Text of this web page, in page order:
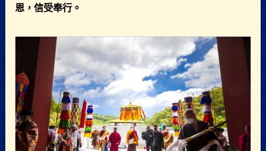
恩，信受奉行。